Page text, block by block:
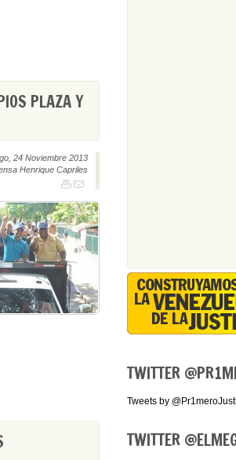
PLAZA Y
24 Noviembre 2013
Henrique Capriles
TWITTER
Tweets by
TWITTER